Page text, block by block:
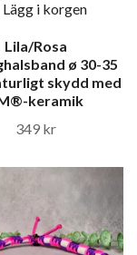
Lägg i korgen
Lila/Rosa
ø 30-35
skydd med
keramik
349 kr